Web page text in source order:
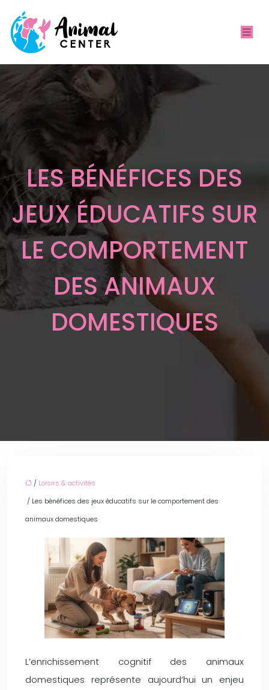
LES BÉNÉFICES DES
JEUX ÉDUCATIFS SUR
LE COMPORTEMENT
DES ANIMAUX
DOMESTIQUES
/ Loisirs & activités
/ Les bénéfices des jeux éducatifs sur le comportement des
animaux domestiques
L’enrichissement cognitif des animaux
domestiques représente aujourd’hui un enjeu